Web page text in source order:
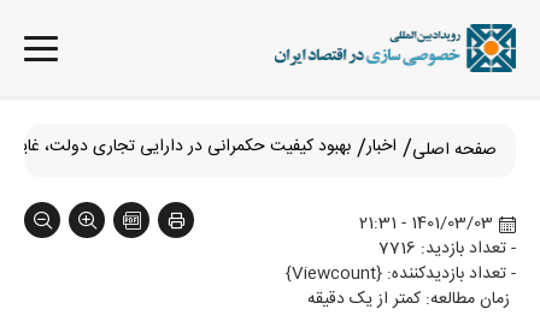
صفحه اصلی اخبار بهبود کیفیت حکمرانی در دارایی تجاری دولت،
1401/03/03 - 21:31
- تعداد بازدید: 7716
- تعداد بازدیدکننده: {Viewcount}
زمان مطالعه: کمتر از یک دقیقه